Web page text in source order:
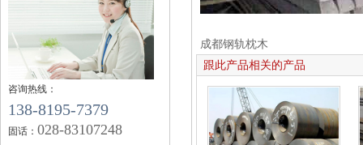
【企业资讯】四川钢轨：如何保障海外铁矿石
资源的稳定供应？
【企业资讯】四川钢轨：2019年11月12日唐山
钢市快报
【企业资讯】成都钢轨：机械行业10月挖掘机
销量同比增11.5%
【企业资讯】四川钢轨：2019年10月全国钢厂
四川钢轨
咨询热线：
138-8195-7379
固话： 028-83107248
成都钢轨枕木
跟此产品相关的产品